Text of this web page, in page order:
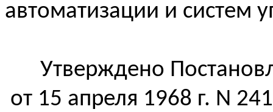
автоматизации и систем
Утверждено
от 15 апреля 1968 г. N 241